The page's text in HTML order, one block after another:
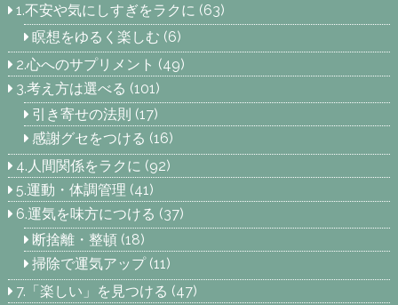
1.不安や気にしすぎをラクに (63)
瞑想をゆるく楽しむ (6)
2.心へのサプリメント (49)
3.考え方は選べる (101)
引き寄せの法則 (17)
感謝グセをつける (16)
4.人間関係をラクに (92)
5.運動・体調管理 (41)
6.運気を味方につける (37)
断捨離・整頓(18)
掃除で運気アップ(11)
7.「楽しい」を見つける (47)